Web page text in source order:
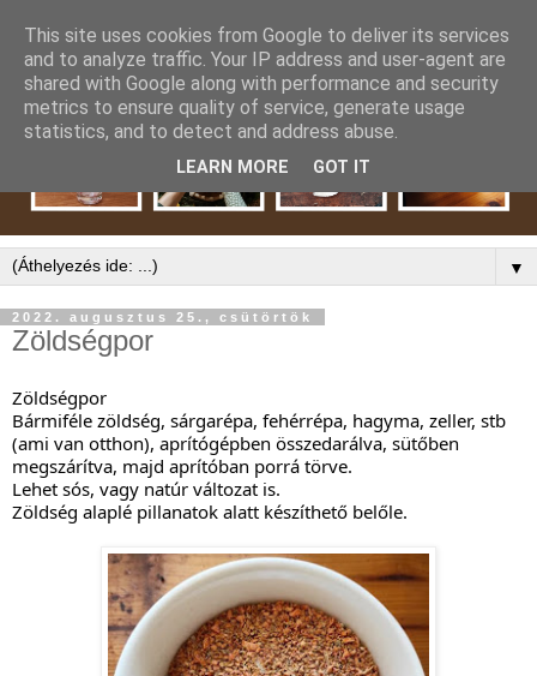
▼
2022. augusztus 25., csütörtök
Zöldségpor
Zöldségpor
Bármiféle zöldség, sárgarépa, fehérrépa, hagyma, zeller, stb
(ami van otthon), aprítógépben összedarálva, sütőben
megszárítva, majd aprítóban porrá törve.
Lehet sós, vagy natúr változat is.
Zöldség alaplé pillanatok alatt készíthető belőle.
This site uses cookies from Google to deliver its services
and to analyze traffic. Your IP address and user-agent are
shared with Google along with performance and security
metrics to ensure quality of service, generate usage
statistics, and to detect and address abuse.
LEARN MORE GOT IT